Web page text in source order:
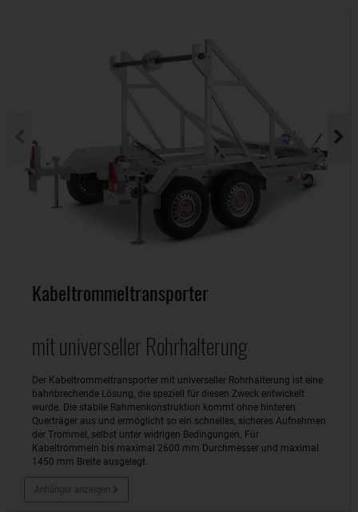
Kabeltrommeltransporter
mit universeller Rohrhalterung
Der Kabeltrommeltransporter mit universeller Rohrhalterung ist eine
bahnbrechende Lösung, die speziell für diesen Zweck entwickelt
wurde. Die stabile Rahmenkonstruktion kommt ohne hinteren
Querträger aus und ermöglicht so ein schnelles, sicheres Aufnehmen
der Trommel, selbst unter widrigen Bedingungen. Für
Kabeltrommeln bis maximal 2600 mm Durchmesser und maximal
1450 mm Breite ausgelegt.